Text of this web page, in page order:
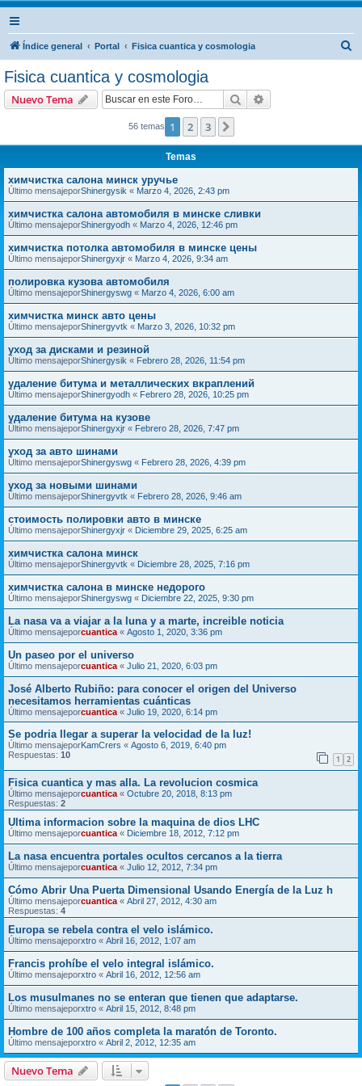
Índice general Portal Fisica cuantica y cosmologia
Fisica cuantica y cosmologia
Nuevo Tema Buscar
56 temas 1 2 3
Temas
химчистка салона минск уручье
Último mensajeporShinergysik « Marzo 4, 2026, 2:43 pm
химчистка салона автомобиля в минске сливки
Último mensajeporShinergyodh « Marzo 4, 2026, 12:46 pm
химчистка потолка автомобиля в минске цены
Último mensajeporShinergyxjr « Marzo 4, 2026, 9:34 am
полировка кузова автомобиля
Último mensajeporShinergyswg « Marzo 4, 2026, 6:00 am
химчистка минск авто цены
Último mensajeporShinergyvtk « Marzo 3, 2026, 10:32 pm
уход за дисками и резиной
Último mensajeporShinergysik « Febrero 28, 2026, 11:54 pm
удаление битума и металлических вкраплений
Último mensajeporShinergyodh « Febrero 28, 2026, 10:25 pm
удаление битума на кузове
Último mensajeporShinergyxjr « Febrero 28, 2026, 7:47 pm
уход за авто шинами
Último mensajeporShinergyswg « Febrero 28, 2026, 4:39 pm
уход за новыми шинами
Último mensajeporShinergyvtk « Febrero 28, 2026, 9:46 am
стоимость полировки авто в минске
Último mensajeporShinergyxjr « Diciembre 29, 2025, 6:25 am
химчистка салона минск
Último mensajeporShinergyvtk « Diciembre 28, 2025, 7:16 pm
химчистка салона в минске недорого
Último mensajeporShinergyswg « Diciembre 22, 2025, 9:30 pm
La nasa va a viajar a la luna y a marte, increible noticia
Último mensajeporcuantica « Agosto 1, 2020, 3:36 pm
Un paseo por el universo
Último mensajeporcuantica « Julio 21, 2020, 6:03 pm
José Alberto Rubiño: para conocer el origen del Universo
necesitamos herramientas cuánticas
Último mensajeporcuantica « Julio 19, 2020, 6:14 pm
Se podria llegar a superar la velocidad de la luz!
Último mensajeporKamCrers « Agosto 6, 2019, 6:40 pm
Respuestas: 10 1 2
Fisica cuantica y mas alla. La revolucion cosmica
Último mensajeporcuantica « Octubre 20, 2018, 8:13 pm
Respuestas: 2
Ultima informacion sobre la maquina de dios LHC
Último mensajeporcuantica « Diciembre 18, 2012, 7:12 pm
La nasa encuentra portales ocultos cercanos a la tierra
Último mensajeporcuantica « Julio 12, 2012, 7:34 pm
Cómo Abrir Una Puerta Dimensional Usando Energía de la Luz h
Último mensajeporcuantica « Abril 27, 2012, 4:30 am
Respuestas: 4
Europa se rebela contra el velo islámico.
Último mensajeporxtro « Abril 16, 2012, 1:07 am
Francis prohíbe el velo integral islámico.
Último mensajeporxtro « Abril 16, 2012, 12:56 am
Los musulmanes no se enteran que tienen que adaptarse.
Último mensajeporxtro « Abril 15, 2012, 8:48 pm
Hombre de 100 años completa la maratón de Toronto.
Último mensajeporxtro « Abril 2, 2012, 12:35 am
Nuevo Tema